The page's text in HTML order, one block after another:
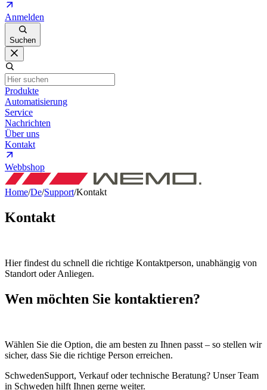
Anmelden
Suchen
Produkte
Automatisierung
Service
Nachrichten
Über uns
Kontakt
Webbshop
Home/De/Support/Kontakt
Kontakt
Hier findest du schnell die richtige Kontaktperson, unabhängig von
Standort oder Anliegen.
Wen möchten Sie kontaktieren?
Wählen Sie die Option, die am besten zu Ihnen passt – so stellen wir
sicher, dass Sie die richtige Person erreichen.
SchwedenSupport, Verkauf oder technische Beratung? Unser Team
in Schweden hilft Ihnen gerne weiter.